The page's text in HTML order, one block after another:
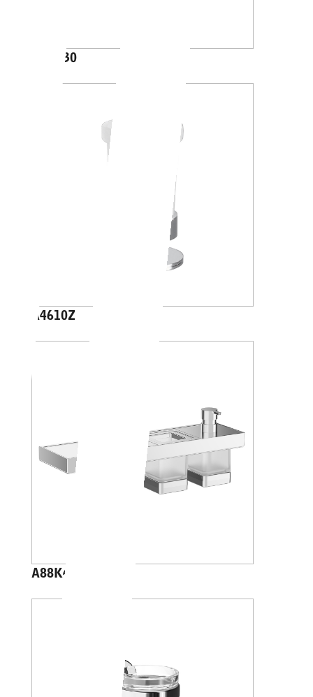
A88K30
A4610Z
A88K40